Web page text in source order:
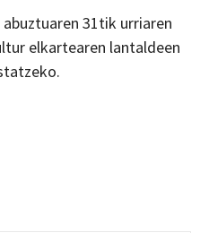
31tik urriaren
elkartearen lantaldeen